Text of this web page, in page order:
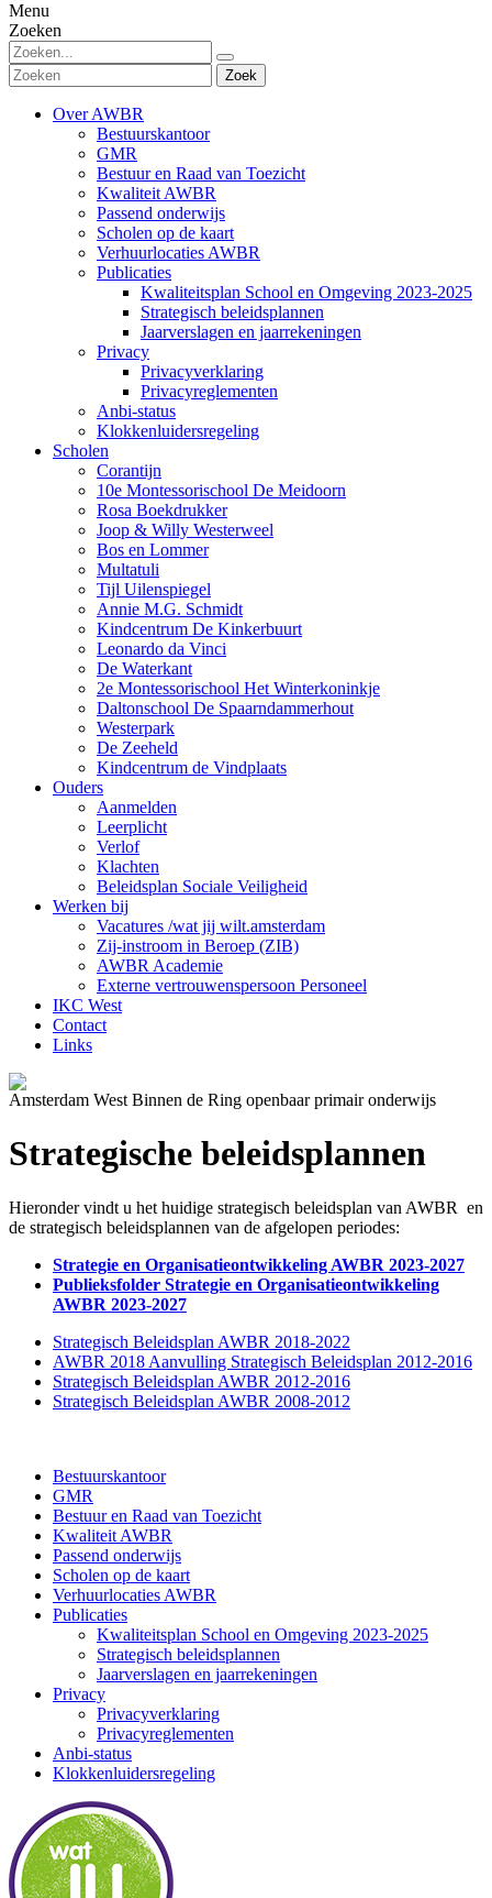
Menu
Zoeken
Zoek
Over AWBR
Bestuurskantoor
GMR
Bestuur en Raad van Toezicht
Kwaliteit AWBR
Passend onderwijs
Scholen op de kaart
Verhuurlocaties AWBR
Publicaties
Kwaliteitsplan School en Omgeving 2023-2025
Strategisch beleidsplannen
Jaarverslagen en jaarrekeningen
Privacy
Privacyverklaring
Privacyreglementen
Anbi-status
Klokkenluidersregeling
Scholen
Corantijn
10e Montessorischool De Meidoorn
Rosa Boekdrukker
Joop & Willy Westerweel
Bos en Lommer
Multatuli
Tijl Uilenspiegel
Annie M.G. Schmidt
Kindcentrum De Kinkerbuurt
Leonardo da Vinci
De Waterkant
2e Montessorischool Het Winterkoninkje
Daltonschool De Spaarndammerhout
Westerpark
De Zeeheld
Kindcentrum de Vindplaats
Ouders
Aanmelden
Leerplicht
Verlof
Klachten
Beleidsplan Sociale Veiligheid
Werken bij
Vacatures /wat jij wilt.amsterdam
Zij-instroom in Beroep (ZIB)
AWBR Academie
Externe vertrouwenspersoon Personeel
IKC West
Contact
Links
Amsterdam West Binnen de Ring openbaar primair onderwijs
Strategische beleidsplannen
Hieronder vindt u het huidige strategisch beleidsplan van AWBR en
de strategisch beleidsplannen van de afgelopen periodes:
Strategie en Organisatieontwikkeling AWBR 2023-2027
Publieksfolder Strategie en Organisatieontwikkeling
AWBR 2023-2027
Strategisch Beleidsplan AWBR 2018-2022
AWBR 2018 Aanvulling Strategisch Beleidsplan 2012-2016
Strategisch Beleidsplan AWBR 2012-2016
Strategisch Beleidsplan AWBR 2008-2012
Bestuurskantoor
GMR
Bestuur en Raad van Toezicht
Kwaliteit AWBR
Passend onderwijs
Scholen op de kaart
Verhuurlocaties AWBR
Publicaties
Kwaliteitsplan School en Omgeving 2023-2025
Strategisch beleidsplannen
Jaarverslagen en jaarrekeningen
Privacy
Privacyverklaring
Privacyreglementen
Anbi-status
Klokkenluidersregeling